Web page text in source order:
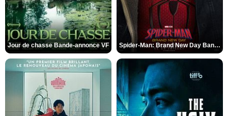
Jour de chasse Bande-annonce VF Spider-Man: Brand New Day Bande-annonce (3) VO STFR